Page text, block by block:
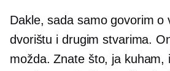
Dakle, sada samo govorim o
dvorištu i drugim stvarima.
možda. Znate što, ja kuham,